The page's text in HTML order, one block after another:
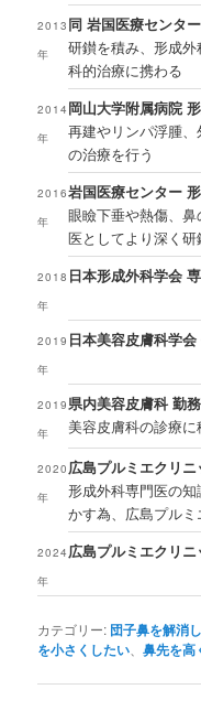
2013
年
同 岩国医療センタ
研鑚を積み、形成
科的治療に携わる
2014
年
岡山大学附属病院
再建やリンパ浮腫
の治療を行う
2016
年
岩国医療センター
眼瞼下垂や熱傷、
医としてより深く研
2018
年
日本形成外科学会
2019
年
日本美容皮膚科学会
2019
年
県内美容皮膚科 勤務
美容皮膚科の診療
2020
年
広島プルミエクリ
形成外科専門医の
かす為、広島プル
2024
年
広島プルミエクリ
カテゴリー: 団子鼻を解消
を小さくしたい、鼻先を高